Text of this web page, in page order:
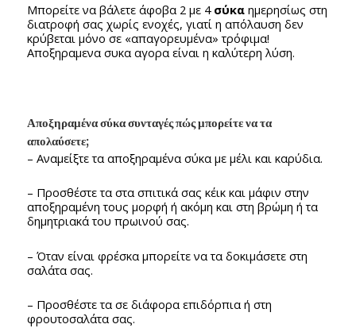
Μπορείτε να βάλετε άφοβα 2 με 4 σύκα ημερησίως στη
διατροφή σας χωρίς ενοχές, γιατί η απόλαυση δεν
κρύβεται μόνο σε «απαγορευμένα» τρόφιμα!
Αποξηραμενα συκα αγορα είναι η καλύτερη λύση.
Αποξηραμένα σύκα συνταγές πώς μπορείτε να τα
απολαύσετε;
– Αναμείξτε τα αποξηραμένα σύκα με μέλι και καρύδια.
– Προσθέστε τα στα σπιτικά σας κέικ και μάφιν στην
αποξηραμένη τους μορφή ή ακόμη και στη βρώμη ή τα
δημητριακά του πρωινού σας.
– Όταν είναι φρέσκα μπορείτε να τα δοκιμάσετε στη
σαλάτα σας.
– Προσθέστε τα σε διάφορα επιδόρπια ή στη
φρουτοσαλάτα σας.